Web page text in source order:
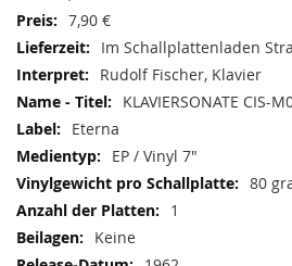
7,90 €
Im Schallplattenladen
Rudolf Fischer, Klavier
KLAVIERSONATE CIS-
Eterna
EP / Vinyl 7"
80
1
Keine